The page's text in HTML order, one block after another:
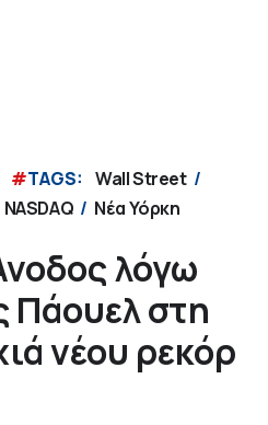
#TAGS: Wall Street
NASDAQ Νέα Υόρκη
λόγω
Πάουελ στη
νέου ρεκόρ